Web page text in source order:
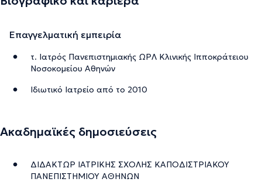
Επαγγελματική εμπειρία
τ. Ιατρός Πανεπιστημιακής ΩΡΛ Κλινικής Ιπποκράτειου
Νοσοκομείου Αθηνών
Ιδιωτικό Ιατρείο από το 2010
Ακαδημαϊκές δημοσιεύσεις
ΔΙΔΑΚΤΩΡ ΙΑΤΡΙΚΗΣ ΣΧΟΛΗΣ ΚΑΠΟΔΙΣΤΡΙΑΚΟΥ
ΠΑΝΕΠΙΣΤΗΜΙΟΥ ΑΘΗΝΩΝ